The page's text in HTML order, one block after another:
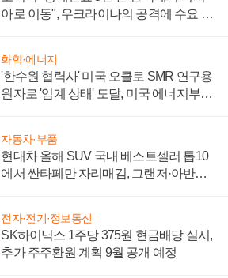
아로 이동", 우크라이나의 공격에 수요 늘
화학·에너지
'한수원 협력사' 미국 오클로 SMR 연구용
원자로 '임계 상태' 도달, 미국 에너지부
자동차·부품
현대차 올해 SUV 국내 베스트셀러 톱10
에서 싼타페만 자리매김, 그랜저·아반떼
전자·전기·정보통신
SK하이닉스 1주당 375원 현금배당 실시,
추가 주주환원 계획 9월 공개 예정